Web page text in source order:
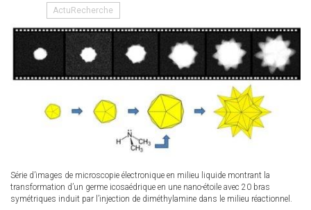
ActuRecherche
Série d’images de microscopie électronique en milieu liquide montrant la
transformation d’un germe icosaédrique en une nano-étoile avec 20 bras
symétriques induit par l’injection de diméthylamine dans le milieu réactionnel.